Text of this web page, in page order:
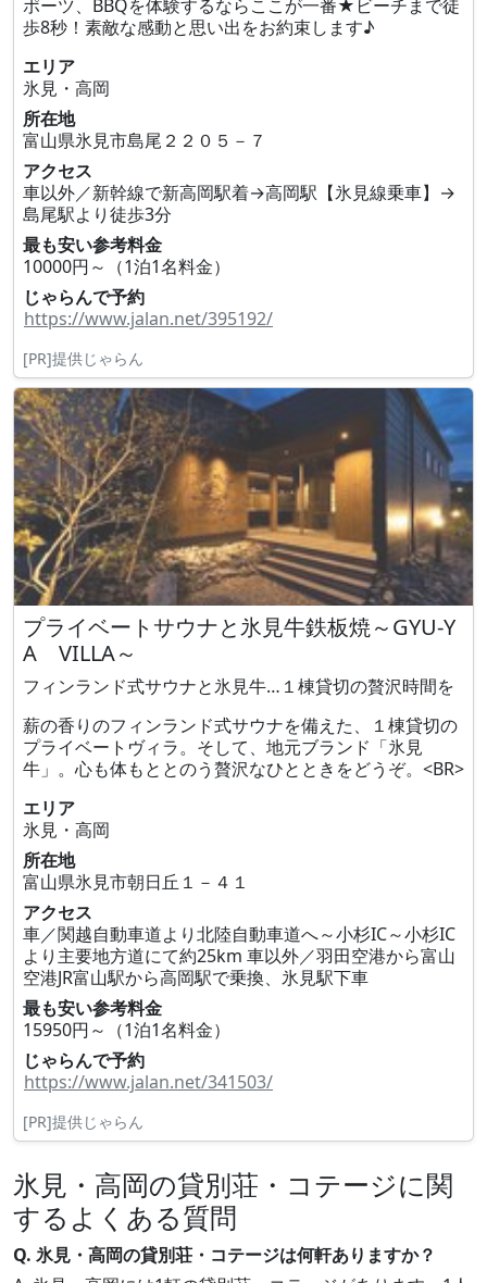
ポーツ、BBQを体験するならここが一番★ビーチまで徒
歩8秒！素敵な感動と思い出をお約束します♪
エリア
氷見・高岡
所在地
富山県氷見市島尾２２０５－７
アクセス
車以外／新幹線で新高岡駅着→高岡駅【氷見線乗車】→
島尾駅より徒歩3分
最も安い参考料金
10000円～（1泊1名料金）
じゃらんで予約
https://www.jalan.net/395192/
[PR]提供じゃらん
プライベートサウナと氷見牛鉄板焼～GYU-Y
A VILLA～
フィンランド式サウナと氷見牛…１棟貸切の贅沢時間を
薪の香りのフィンランド式サウナを備えた、１棟貸切の
プライベートヴィラ。そして、地元ブランド「氷見
牛」。心も体もととのう贅沢なひとときをどうぞ。<BR>
エリア
氷見・高岡
所在地
富山県氷見市朝日丘１－４１
アクセス
車／関越自動車道より北陸自動車道へ～小杉IC～小杉IC
より主要地方道にて約25km 車以外／羽田空港から富山
空港JR富山駅から高岡駅で乗換、氷見駅下車
最も安い参考料金
15950円～（1泊1名料金）
じゃらんで予約
https://www.jalan.net/341503/
[PR]提供じゃらん
氷見・高岡の貸別荘・コテージに関
するよくある質問
Q. 氷見・高岡の貸別荘・コテージは何軒ありますか？